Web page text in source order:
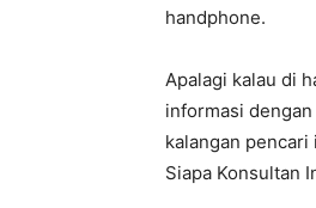
handphone.
Apalagi kalau di
informasi
kalangan
Siapa Konsultan